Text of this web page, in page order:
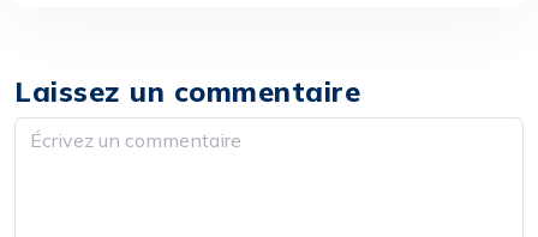
Laissez un commentaire